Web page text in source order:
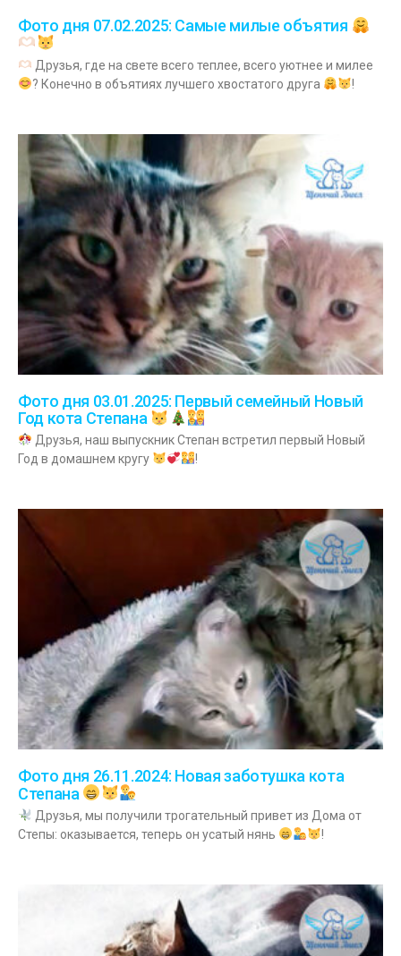
Фото дня 07.02.2025: Самые милые объятия
Друзья, где на свете всего теплее, всего уютнее и милее
? Конечно в объятиях лучшего хвостатого друга
!
Фото дня 03.01.2025: Первый семейный Новый
Год кота Степана
Друзья, наш выпускник Степан встретил первый Новый
Год в домашнем кругу
!
Фото дня 26.11.2024: Новая заботушка кота
Степана
Друзья, мы получили трогательный привет из Дома от
Степы: оказывается, теперь он усатый нянь
!